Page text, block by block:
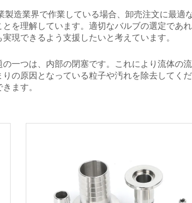
造業界で作業している場合、卸売注文に最
を理解しています。適切なバルブの選定であ
現できるよう支援したいと考えています。
一つは、内部の閉塞です。これにより流体の
の原因となっている粒子や汚れを除去してく
ます。